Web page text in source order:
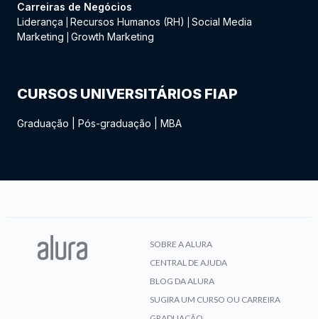
Carreiras de Negócios
Liderança
Recursos Humanos (RH)
Social Media
Marketing
Growth Marketing
CURSOS UNIVERSITÁRIOS FIAP
Graduação Pós-graduação MBA
SOBRE A ALURA
CENTRAL DE AJUDA
BLOG DA ALURA
SUGIRA UM CURSO OU CARREIRA